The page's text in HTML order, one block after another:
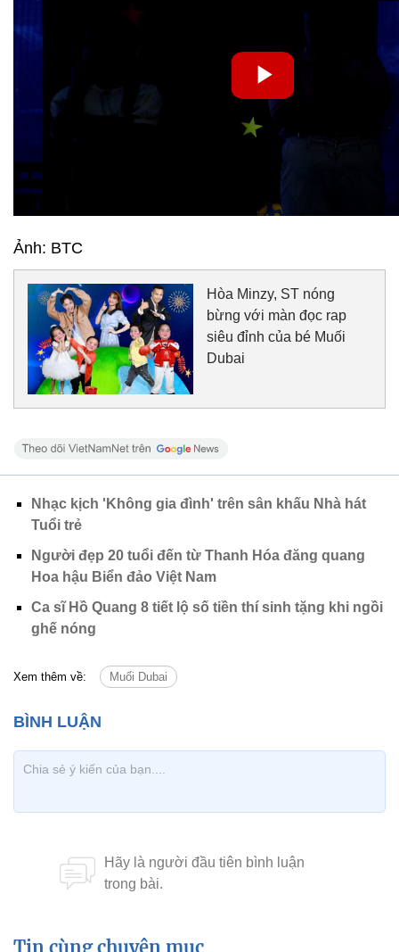
Ảnh: BTC
Hòa Minzy, ST nóng
bừng với màn đọc rap
siêu đỉnh của bé Muối
Dubai
Nhạc kịch 'Không gia đình' trên sân khấu Nhà hát
Tuổi trẻ
Người đẹp 20 tuổi đến từ Thanh Hóa đăng quang
Hoa hậu Biển đảo Việt Nam
Ca sĩ Hồ Quang 8 tiết lộ số tiền thí sinh tặng khi ngồi
ghế nóng
Xem thêm về: Muối Dubai
Tin cùng chuyên mục